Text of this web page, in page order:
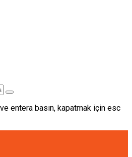
entera basın, kapatmak için esc